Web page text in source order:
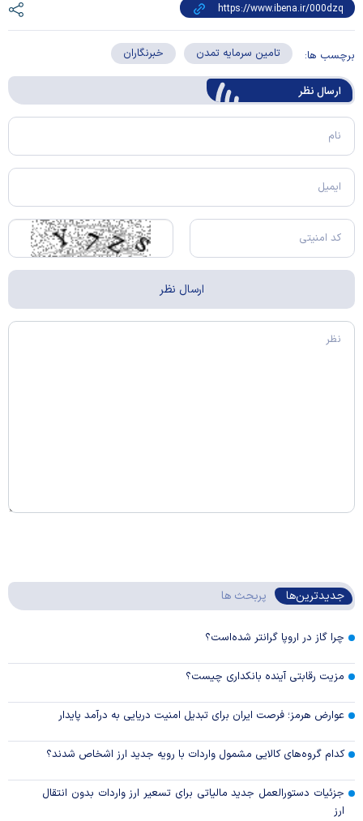
برچسب ها: تامین سرمایه تمدن خبرنگاران
ارسال‌ نظر
جدیدترین‌ها پربحث ها
چرا گاز در اروپا گرانتر شده‌است؟
مزیت رقابتی آینده بانکداری چیست؟
عوارض هرمز؛ فرصت ایران برای تبدیل امنیت دریایی به درآمد پایدار
کدام گروه‌های کالایی مشمول واردات با رویه جدید ارز اشخاص شدند؟
جزئیات دستورالعمل جدید مالیاتی برای تسعیر ارز واردات بدون انتقال
ارز